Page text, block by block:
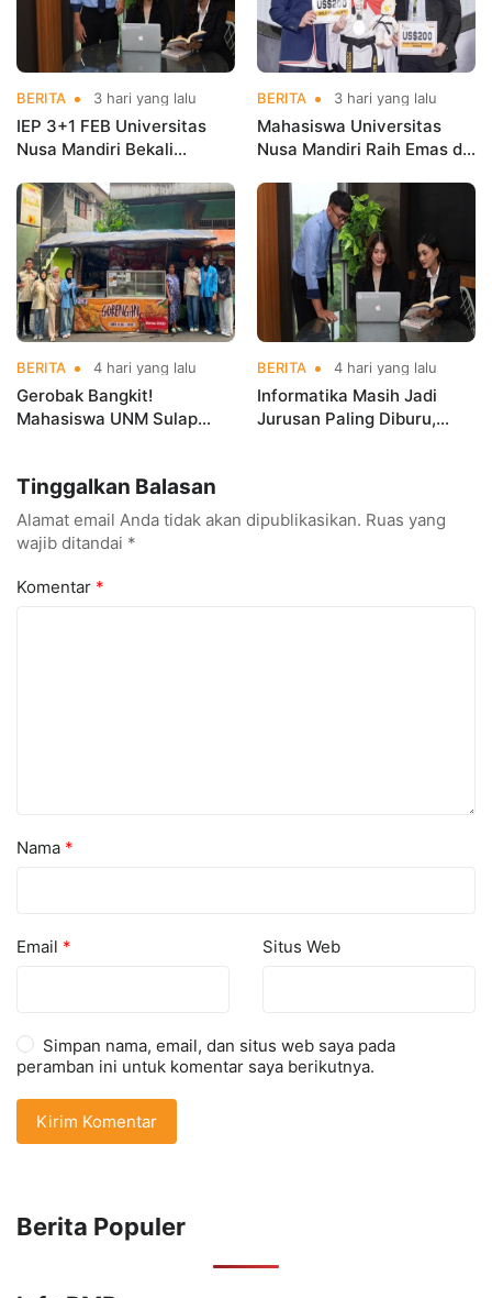
BERITA 3 hari yang lalu
IEP 3+1 FEB Universitas
Nusa Mandiri Bekali
Kerja Sebelum Lulus
BERITA 3 hari yang lalu
Mahasiswa Universitas
Nusa Mandiri Raih Emas di
Indonesia Open
Championships 2026
BERITA 4 hari yang lalu
Gerobak Bangkit!
Mahasiswa UNM Sulap
BERITA 4 hari yang lalu
Informatika Masih Jadi
Jurusan Paling Diburu,
Tinggalkan Balasan
Alamat email Anda tidak akan dipublikasikan. Ruas yang
wajib ditandai *
Komentar *
Nama *
Email * Situs Web
Simpan nama, email, dan situs web saya pada
peramban ini untuk komentar saya berikutnya.
Berita Populer